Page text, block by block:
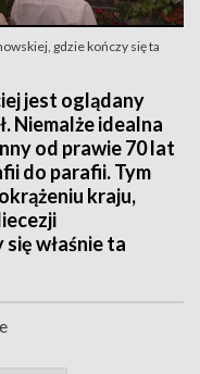
gdzie kończy się ta
jest oglądany
Niemalże idealna
od prawie 70 lat
do parafii. Tym
kraju,
właśnie ta